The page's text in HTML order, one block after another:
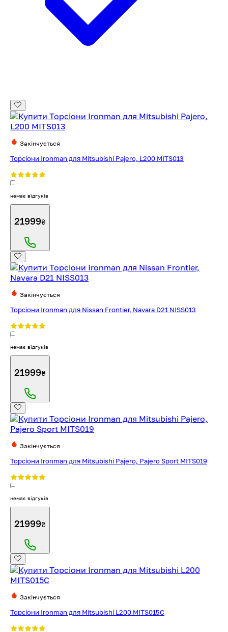
Закінчується
Торсіони Ironman для Mitsubishi Pajero, L200 MITS013
немає відгуків
21999₴
Закінчується
Торсіони Ironman для Nissan Frontier, Navara D21 NISS013
немає відгуків
21999₴
Закінчується
Торсіони Ironman для Mitsubishi Pajero, Pajero Sport MITS019
немає відгуків
21999₴
Закінчується
Торсіони Ironman для Mitsubishi L200 MITS015C